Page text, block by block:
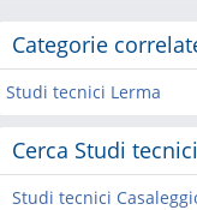
Categorie
Studi tecnici Lerma
Cerca Studi
Studi tecnici